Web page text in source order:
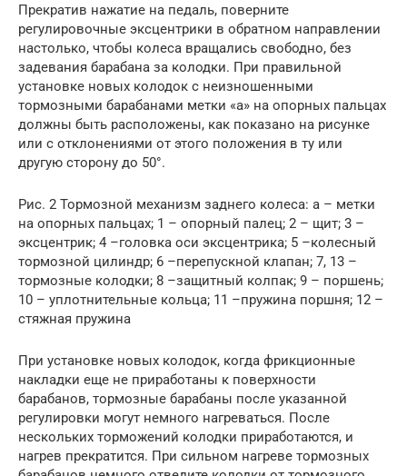
Прекратив нажатие на педаль, поверните
регулировочные эксцентрики в обратном направлении
настолько, чтобы колеса вращались свободно, без
задевания барабана за колодки. При правильной
установке новых колодок с неизношенными
тормозными барабанами метки «а» на опорных пальцах
должны быть расположены, как показано на рисунке
или с отклонениями от этого положения в ту или
другую сторону до 50°.
Рис. 2 Тормозной механизм заднего колеса: а – метки
на опорных пальцах; 1 – опорный палец; 2 – щит; 3 –
эксцентрик; 4 –головка оси эксцентрика; 5 –колесный
тормозной цилиндр; 6 –перепускной клапан; 7, 13 –
тормозные колодки; 8 –защитный колпак; 9 – поршень;
10 – уплотнительные кольца; 11 –пружина поршня; 12 –
стяжная пружина
При установке новых колодок, когда фрикционные
накладки еще не приработаны к поверхности
барабанов, тормозные барабаны после указанной
регулировки могут немного нагреваться. После
нескольких торможений колодки приработаются, и
нагрев прекратится. При сильном нагреве тормозных